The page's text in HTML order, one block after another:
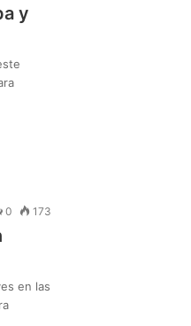
y
0 173
en las